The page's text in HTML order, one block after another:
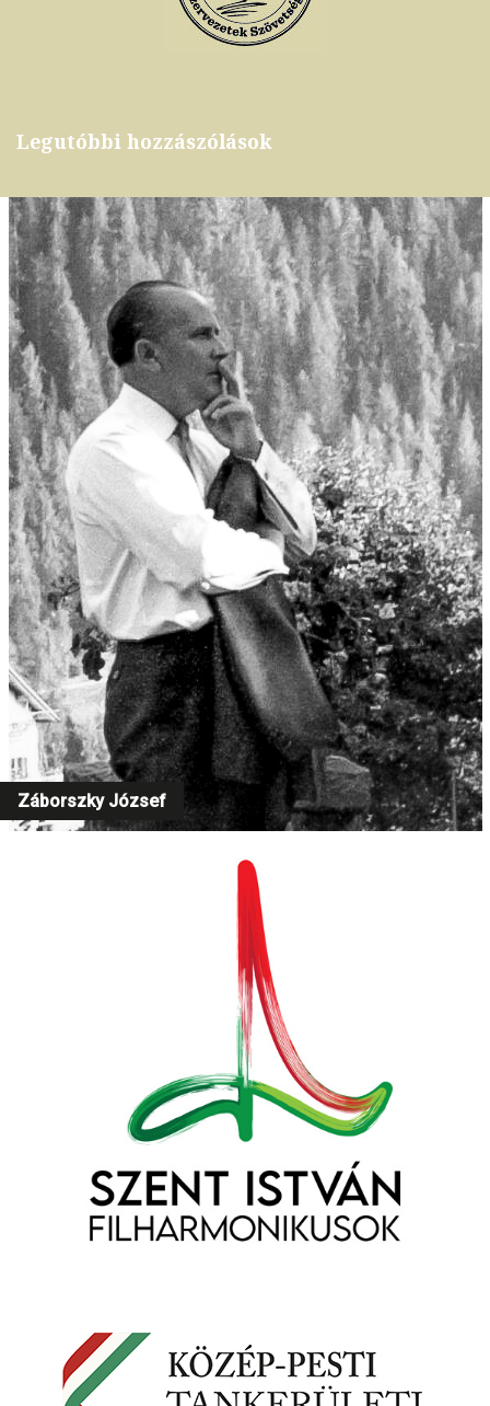
Legutóbbi hozzászólások
Záborszky József